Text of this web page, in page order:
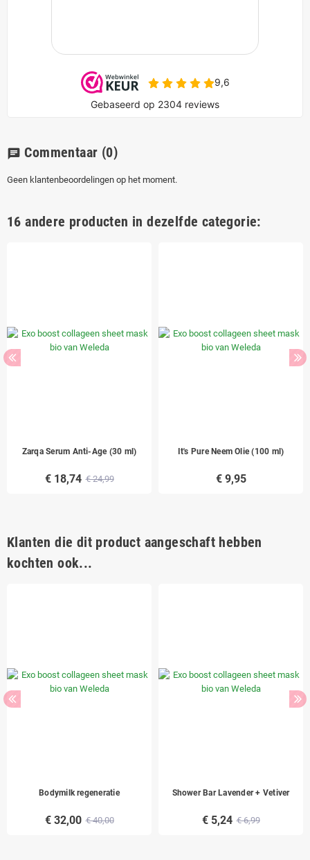
chat Commentaar (0)
Geen klantenbeoordelingen op het moment.
16 andere producten in dezelfde categorie:
Zarqa Serum Anti-Age (30 ml)
€ 18,74 € 24,99
It's Pure Neem Olie (100 ml)
€ 9,95
Klanten die dit product aangeschaft hebben
kochten ook...
Bodymilk regeneratie
€ 32,00 € 40,00
Shower Bar Lavender + Vetiver
€ 5,24 € 6,99